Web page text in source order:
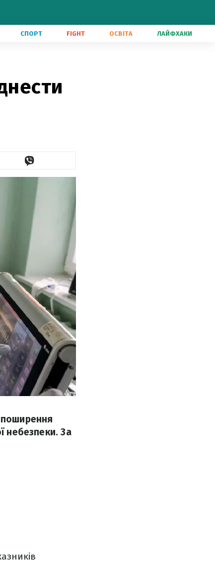
СПОРТ FIGHT ОСВІТА ЛАЙФХАКИ
небезпеки. За